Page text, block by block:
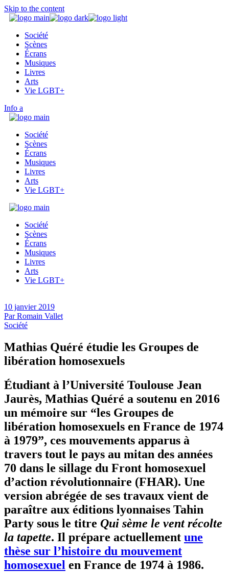
Skip to the content
Société
Scènes
Écrans
Musiques
Livres
Arts
Vie LGBT+
Info
Société
Scènes
Écrans
Musiques
Livres
Arts
Vie LGBT+
Société
Scènes
Écrans
Musiques
Livres
Arts
Vie LGBT+
10 janvier 2019
ParRomain Vallet
Société
Mathias Quéré étudie les Groupes de
libération homosexuels
Étudiant à l’Université Toulouse Jean
Jaurès, Mathias Quéré a soutenu en 2016
un mémoire sur “les Groupes de
libération homosexuels en France de 1974
à 1979”, ces mouvements apparus à
travers tout le pays au mitan des années
70 dans le sillage du Front homosexuel
d’action révolutionnaire (FHAR). Une
version abrégée de ses travaux vient de
paraître aux éditions lyonnaises Tahin
Party sous le titre Qui sème le vent récolte
la tapette. Il prépare actuellement une
thèse sur l’histoire du mouvement
homosexuel en France de 1974 à 1986.